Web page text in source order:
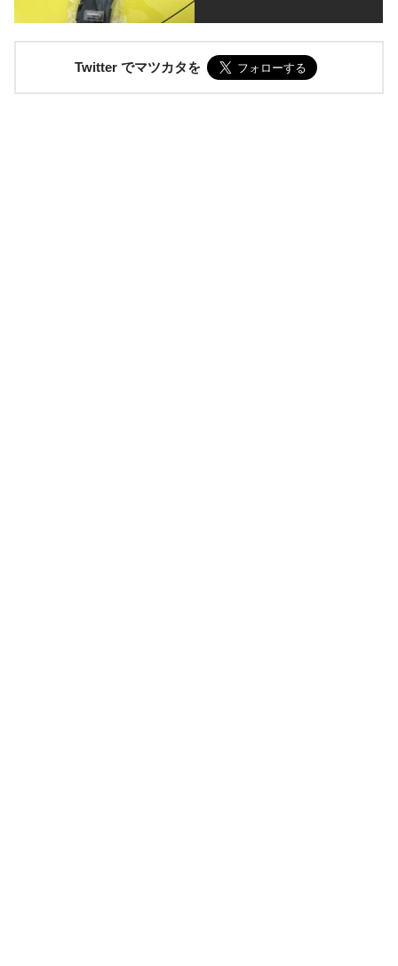
Twitter でマツカタを